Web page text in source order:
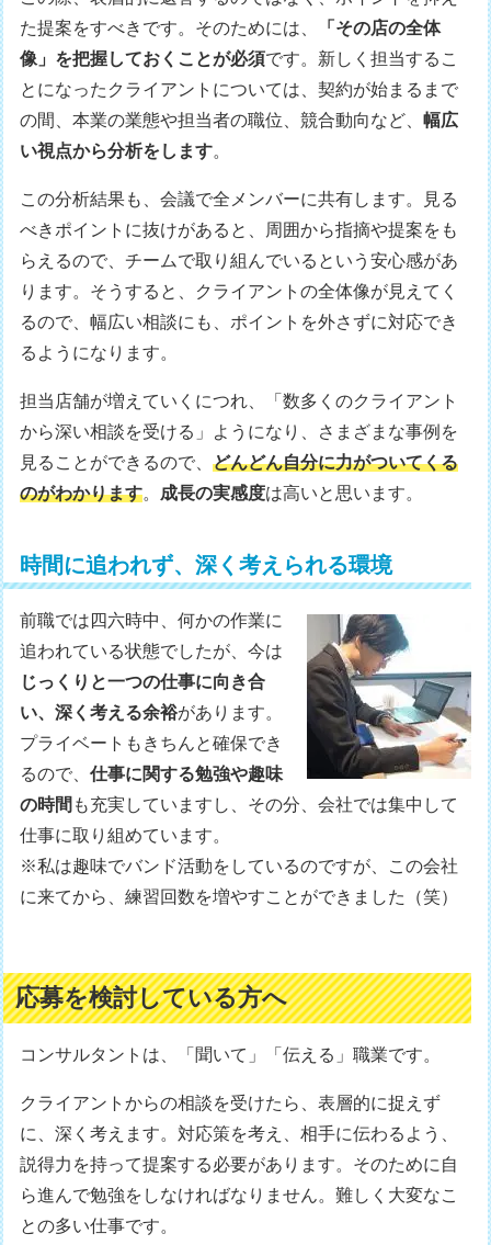
た提案をすべきです。そのためには、
「その店の全体
像」を把握しておくことが必須です。新しく担当するこ
とになったクライアントについては、契約が始まるまで
の間、本業の業態や担当者の職位、競合動向など、幅広
い視点から分析をします。
この分析結果も、会議で全メンバーに共有します。見る
べきポイントに抜けがあると、周囲から指摘や提案をも
らえるので、チームで取り組んでいるという安心感があ
ります。そうすると、クライアントの全体像が見えてく
るので、幅広い相談にも、ポイントを外さずに対応でき
るようになります。
担当店舗が増えていくにつれ、「数多くのクライアント
から深い相談を受ける」ようになり、さまざまな事例を
見ることができるので、どんどん自分に力がついてくる
のがわかります。 成長の実感度は高いと思います。
時間に追われず、深く考えられる環境
前職では四六時中、何かの作業に
追われている状態でしたが、今は
じっくりと一つの仕事に向き合
い、深く考える余裕があります。
プライベートもきちんと確保でき
るので、仕事に関する勉強や趣味
の時間 も充実していますし、その分、会社では集中して
仕事に取り組めています。
※私は趣味でバンド活動をしているのですが、この会社
に来てから、練習回数を増やすことができました（笑）
応募を検討している方へ
コンサルタントは、「聞いて」「伝える」職業です。
クライアントからの相談を受けたら、表層的に捉えず
に、深く考えます。対応策を考え、相手に伝わるよう、
説得力を持って提案する必要があります。そのために自
ら進んで勉強をしなければなりません。難しく大変なこ
との多い仕事です。